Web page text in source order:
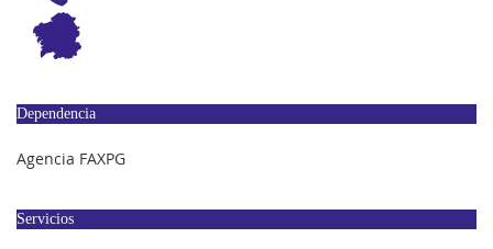
Dependencia
Agencia FAXPG
Servicios